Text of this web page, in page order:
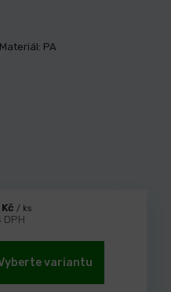
PA
/ ks
DPH
variantu